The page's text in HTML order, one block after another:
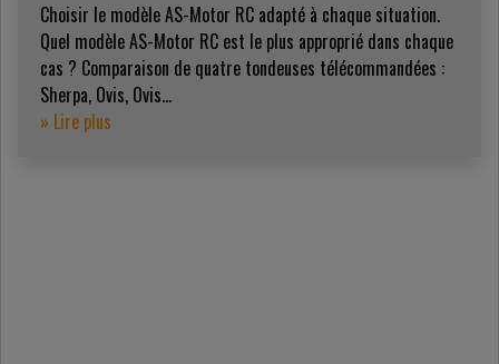
Choisir le modèle AS-Motor RC adapté à chaque situation.
Quel modèle AS-Motor RC est le plus approprié dans chaque
cas ? Comparaison de quatre tondeuses télécommandées :
Sherpa, Ovis, Ovis...
» Lire plus